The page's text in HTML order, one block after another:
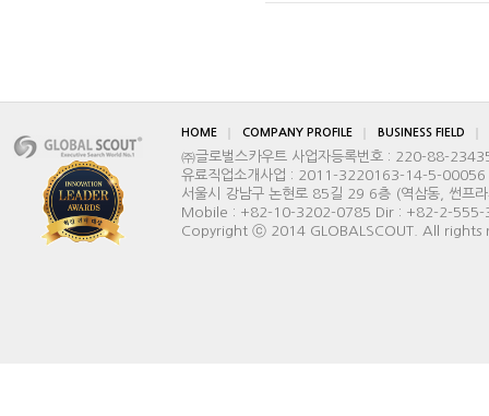
HOME COMPANY PROFILE BUSINESS FIELD
㈜글로벌스카우트 사업자등록번호 : 220-88-
유료직업소개사업 : 2011-3220163-14-5-
서울시 강남구 논현로 85길 29 6층 (역삼동, 썬
Mobile : +82-10-3202-0785 Dir : +82-2-
Copyright ⓒ 2014 GLOBALSCOUT. All rights